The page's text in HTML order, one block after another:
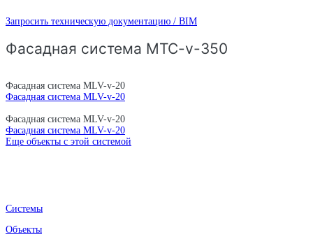
Запросить техническую документацию / BIM
Фасадная система MTC-v-350
Фасадная система MLV-v-20
Фасадная система MLV-v-20
Фасадная система MLV-v-20
Фасадная система MLV-v-20
Еще объекты с этой системой
Системы
Объекты